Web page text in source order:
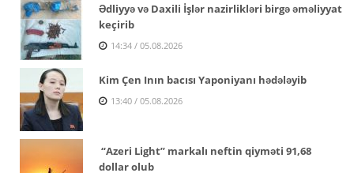
Ədliyyə və Daxili İşlər nazirlikləri birgə əməliyyat
keçirib
14:34 / 05.08.2026
Kim Çen Inın bacısı Yaponiyanı hədələyib
13:40 / 05.08.2026
“Azeri Light” markalı neftin qiyməti 91,68
dollar olub